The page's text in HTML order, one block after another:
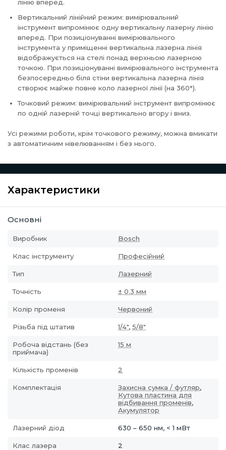
лінію вперед.
Вертикальний лінійний режим: вимірювальний
інструмент випромінює одну вертикальну лазерну лінію
вперед. При позиціонуванні вимірювального
інструмента у приміщенні вертикальна лазерна лінія
відображується на стелі понад верхньою лазерною
точкою. При позиціонуванні вимірювального інструмента
безпосередньо біля стіни вертикальна лазерна лінія
створює майже повне коло лазерної лінії (на 360°).
Точковий режим: вимірювальний інструмент випромінює
по одній лазерній точці вертикально вгору і вниз.
Усі режими роботи, крім точкового режиму, можна вмикати
з автоматичним нівелюванням і без нього.
Характеристики
Основні
Виробник Bosch
Клас інструменту Професійний
Тип Лазерний
Точність ± 0.3 мм
Колір променя Червоний
Різьба під штатив 1/4", 5/8"
Робоча відстань (без
приймача)
15 м
Кількість променів 2
Комплектація Захисна сумка / футляр,
Кутова пластина для
відбивання променів,
Акумулятор
Лазерний діод 630 – 650 нм, < 1 мВт
Клас лазера 2